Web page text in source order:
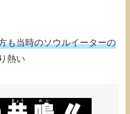
も当時のソウルイーターの
熱い